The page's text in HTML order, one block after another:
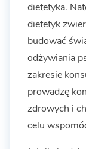
dietetyka.
dietetyk
budować
odżywiania
zakresie
prowadzę
zdrowych i
celu